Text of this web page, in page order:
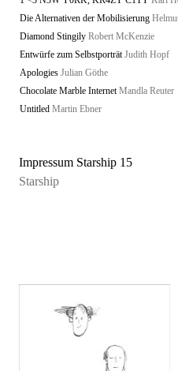
Die Alternativen der Mobilisierung
Diamond Stingily Robert McKenzie
Entwürfe zum Selbstporträt Judith Hopf
Apologies Julian Göthe
Chocolate Marble Internet Mandla Reuter
Untitled Martin Ebner
Impressum Starship 15
Starship